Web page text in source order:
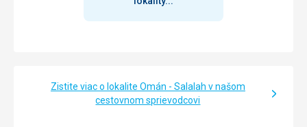
Zistite viac o lokalite Omán - Salalah v našom
cestovnom sprievodcovi